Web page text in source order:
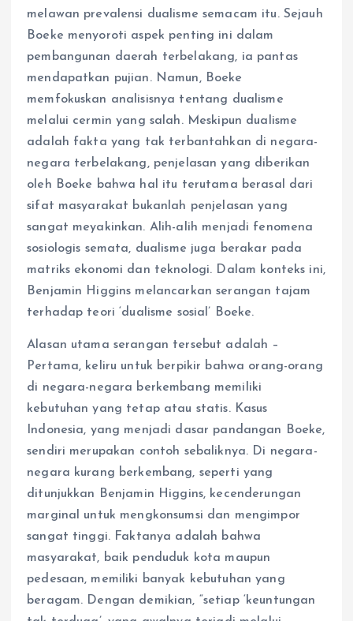
melawan prevalensi dualisme semacam itu. Sejauh
Boeke menyoroti aspek penting ini dalam
pembangunan daerah terbelakang, ia pantas
mendapatkan pujian. Namun, Boeke
memfokuskan analisisnya tentang dualisme
melalui cermin yang salah. Meskipun dualisme
adalah fakta yang tak terbantahkan di negara-
negara terbelakang, penjelasan yang diberikan
oleh Boeke bahwa hal itu terutama berasal dari
sifat masyarakat bukanlah penjelasan yang
sangat meyakinkan. Alih-alih menjadi fenomena
sosiologis semata, dualisme juga berakar pada
matriks ekonomi dan teknologi. Dalam konteks ini,
Benjamin Higgins melancarkan serangan tajam
terhadap teori ‘dualisme sosial’ Boeke.
Alasan utama serangan tersebut adalah –
Pertama, keliru untuk berpikir bahwa orang-orang
di negara-negara berkembang memiliki
kebutuhan yang tetap atau statis. Kasus
Indonesia, yang menjadi dasar pandangan Boeke,
sendiri merupakan contoh sebaliknya. Di negara-
negara kurang berkembang, seperti yang
ditunjukkan Benjamin Higgins, kecenderungan
marginal untuk mengkonsumsi dan mengimpor
sangat tinggi. Faktanya adalah bahwa
masyarakat, baik penduduk kota maupun
pedesaan, memiliki banyak kebutuhan yang
beragam. Dengan demikian, “setiap ‘keuntungan